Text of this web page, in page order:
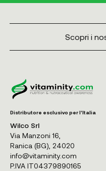
Scopri i
Distributore esclusivo per l'Italia
Wilco Srl
Via Manzoni 16,
Ranica (BG), 24020
info@vitaminity.com
P.IVA IT04379890165